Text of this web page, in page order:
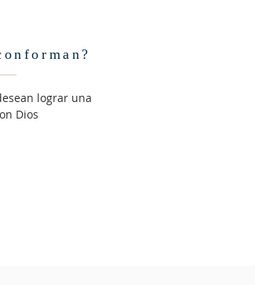
lograr una
Dios